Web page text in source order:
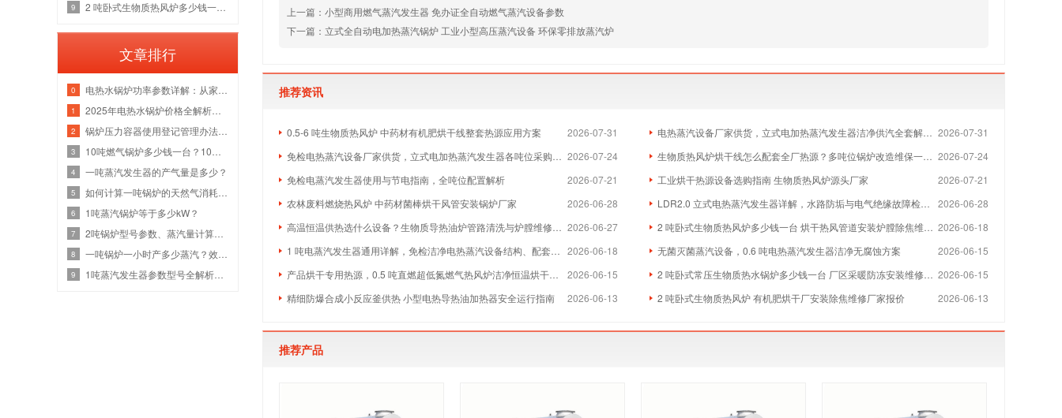
上一篇：小型商用燃气蒸汽发生器 免办证全自动燃气蒸汽设备参数
下一篇：立式全自动电加热蒸汽锅炉 工业小型高压蒸汽设备 环保零排放蒸汽炉
推荐资讯
2026-07-31
0.5-6 吨生物质热风炉 中药材有机肥烘干线整套热源应用方案 2026-07-31
电热蒸汽设备厂家供货，立式电加热蒸汽发生器洁净供汽全套解决方案
2026-07-24
免检电热蒸汽设备厂家供货，立式电加热蒸汽发生器各吨位采购成本分析 2026-07-24
生物质热风炉烘干线怎么配套全厂热源？多吨位锅炉改造维保一站式方案
2026-07-21
免检电蒸汽发生器使用与节电指南，全吨位配置解析 2026-07-21
工业烘干热源设备选购指南 生物质热风炉源头厂家
2026-06-28
农林废料燃烧热风炉 中药材菌棒烘干风管安装锅炉厂家 2026-06-28
LDR2.0 立式电热蒸汽发生器详解，水路防垢与电气绝缘故障检修指南
2026-06-27
高温恒温供热选什么设备？生物质导热油炉管路清洗与炉膛维修实体厂家 2026-06-18
2 吨卧式生物质热风炉多少钱一台 烘干热风管道安装炉膛除焦维修厂家
2026-06-18
1 吨电蒸汽发生器通用详解，免检洁净电热蒸汽设备结构、配套与维保全指南 2026-06-15
无菌灭菌蒸汽设备，0.6 吨电热蒸汽发生器洁净无腐蚀方案
2026-06-15
产品烘干专用热源，0.5 吨直燃超低氮燃气热风炉洁净恒温烘干方案 2026-06-15
2 吨卧式常压生物质热水锅炉多少钱一台 厂区采暖防冻安装维修厂家
2026-06-13
精细防爆合成小反应釜供热 小型电热导热油加热器安全运行指南 2026-06-13
2 吨卧式生物质热风炉 有机肥烘干厂安装除焦维修厂家报价
推荐产品
9
文章排行
0
1
2
3
4 一吨蒸汽发生器的产气量是多少？
5
6 1吨蒸汽锅炉等于多少kW？
7
8
9